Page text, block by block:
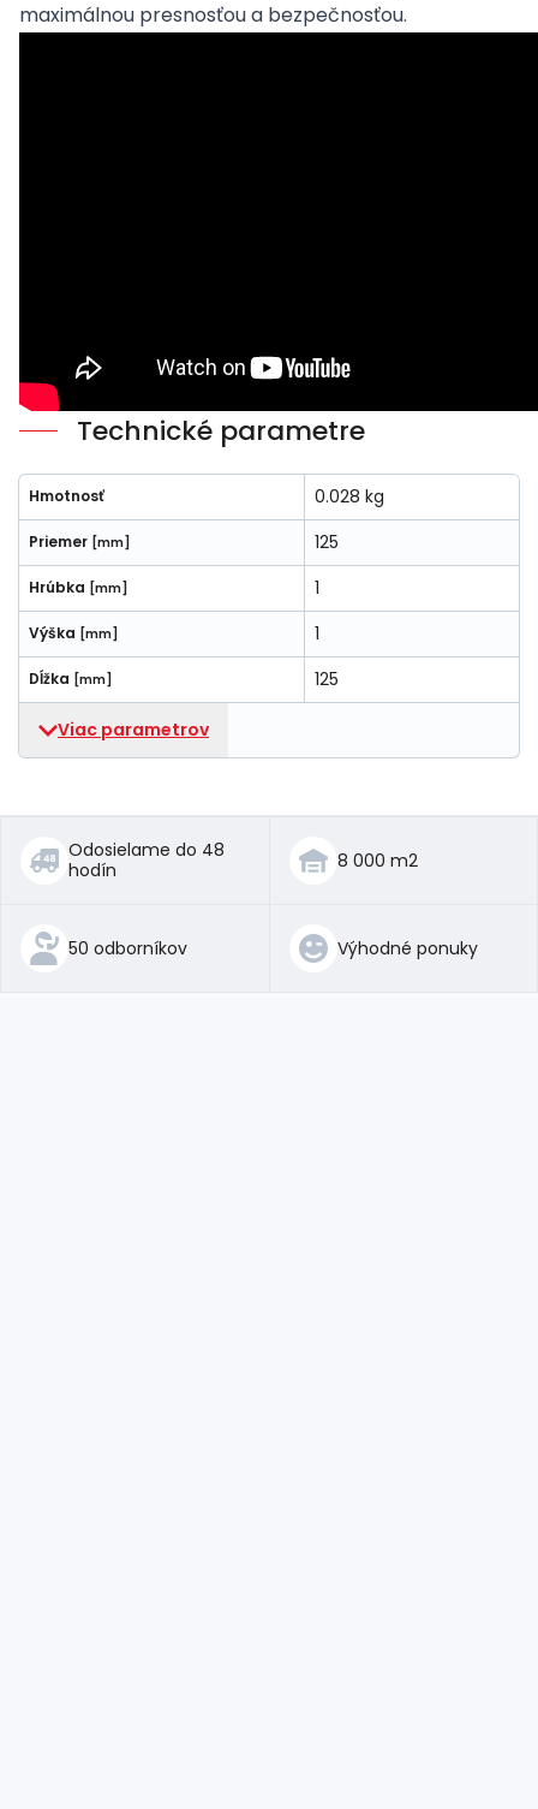
maximálnou presnosťou a bezpečnosťou.
Technické parametre
Hmotnosť 0.028 kg
Priemer [mm] 125
Hrúbka [mm] 1
Výška [mm] 1
Dĺžka [mm] 125
Viac parametrov
Odosielame do 48
hodín
8 000 m2
50 odborníkov Výhodné ponuky